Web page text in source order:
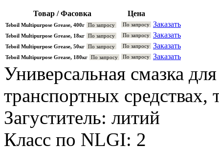
Товар / Фасовка Цена
Teboil Multipurpose Grease, 400г По запросу По запросу Заказать
Teboil Multipurpose Grease, 18кг По запросу По запросу Заказать
Teboil Multipurpose Grease, 50кг По запросу По запросу Заказать
Teboil Multipurpose Grease, 180кг По запросу По запросу Заказать
Универсальная смазка
транспортных
Загуститель: литий
Класс по NLGI: 2